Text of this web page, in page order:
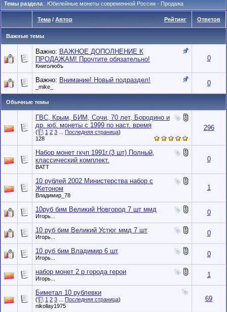
Темы раздела : Юбилейные монеты современной России - Продажа
Рейтинг
Тема / Автор Ответов
Важные темы
Важно: ВАЖНОЕ ДОПОЛНЕНИЕ К
ПРОДАЖАМ! Прочтите обязательно!
Книголюбъ
0
Важно: Внимание! Новый подраздел!
_mike_ 0
Обычные темы
ГВС, Крым, БИМ, Сочи, 70 лет, Бородино и
др. юб. монеты с 1999 по наст. время
( 1 2 3 Последняя страница)
128
296
Набор монет гкчп 1991г.(3 шт) Полный,
классический комплект.
BATT
0
10 рублей 2002 Министерства набор с
Жетоном
Владимир_78
1
10руб бим Великий Новгород 7 шт ммд
Игорь... 0
10 руб бим Великий Устюг ммд 7 шт
Игорь... 0
10 руб бим Владимир 6 шт
Игорь... 0
набор монет 2 р города герои
Игорь... 1
Биметал 10 рублевки
( 1 2 3 Последняя страница)
nikollay1975
69